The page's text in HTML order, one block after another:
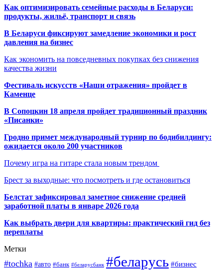
Как оптимизировать семейные расходы в Беларуси:
продукты, жильё, транспорт и связь
В Беларуси фиксируют замедление экономики и рост
давления на бизнес
Как экономить на повседневных покупках без снижения
качества жизни
Фестиваль искусств «Наши отражения» пройдет в
Каменце
В Сопоцкин 18 апреля пройдет традиционный праздник
«Писанки»
Гродно примет международный турнир по бодибилдингу:
ожидается около 200 участников
Почему игра на гитаре стала новым трендом
Брест за выходные: что посмотреть и где остановиться
Белстат зафиксировал заметное снижение средней
заработной платы в январе 2026 года
Как выбрать двери для квартиры: практический гид без
переплаты
Метки
#tochka #авто #банк #беларусбанк #беларусь #бизнес